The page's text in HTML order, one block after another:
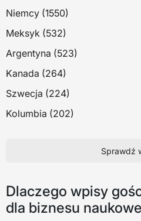
Niemcy (1550)
Meksyk (532)
Argentyna (523)
Kanada (264)
Szwecja (224)
Kolumbia (202)
Sprawdź
Dlaczego wpisy
dla biznesu